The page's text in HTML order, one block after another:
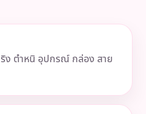
ง ตำหนิ อุปกรณ์ กล่อง สาย